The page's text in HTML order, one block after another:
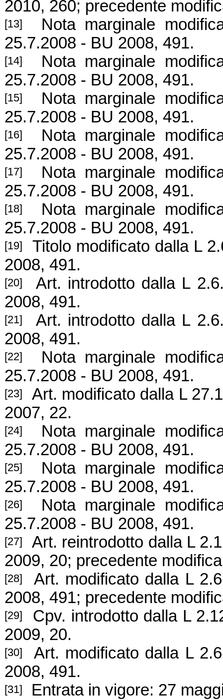
2010, 260; precedente
[13]
Nota marginale
25.7.2008 - BU 2008, 491.
[14]
Nota marginale
25.7.2008 - BU 2008, 491.
[15]
Nota marginale
25.7.2008 - BU 2008, 491.
[16]
Nota marginale
25.7.2008 - BU 2008, 491.
[17]
Nota marginale
25.7.2008 - BU 2008, 491.
[18]
Nota marginale
25.7.2008 - BU 2008, 491.
[19]
Titolo modificato dalla L
2008, 491.
[20]
Art. introdotto dalla L
2008, 491.
[21]
Art. introdotto dalla L
2008, 491.
[22]
Nota marginale
25.7.2008 - BU 2008, 491.
[23]
Art. modificato dalla L
2007, 22.
[24]
Nota marginale
25.7.2008 - BU 2008, 491.
[25]
Nota marginale
25.7.2008 - BU 2008, 491.
[26]
Nota marginale
25.7.2008 - BU 2008, 491.
[27]
Art. reintrodotto dalla L
2009, 20; precedente
[28]
Art. modificato dalla L
2008, 491; precedente
[29]
Cpv. introdotto dalla L
2009, 20.
[30]
Art. modificato dalla L
2008, 491.
[31] Entrata in vigore: 27